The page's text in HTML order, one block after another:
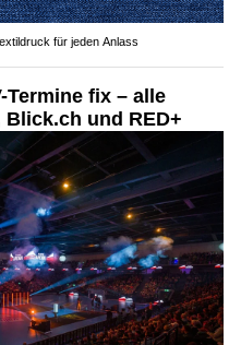
für jeden Anlass
Termine fix – alle
und RED+